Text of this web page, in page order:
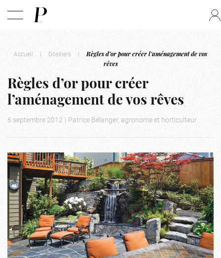
Accueil | Dossiers |
Règles d’or pour créer l’aménagement de vos
rêves
Règles d’or pour créer
l’aménagement de vos rêves
6 septembre 2012 | Patrice Bélanger, agronome et horticulteur